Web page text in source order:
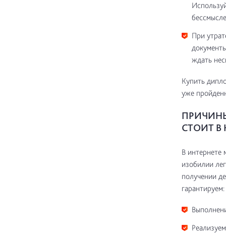
При
ждать
Купить
уже
СТОИТ
В интернете
изобилии
получении
гарантируем: